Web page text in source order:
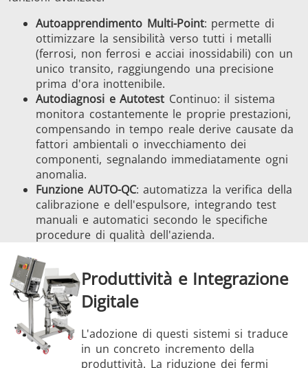
Autoapprendimento Multi-Point: permette di
ottimizzare la sensibilità verso tutti i metalli
(ferrosi, non ferrosi e acciai inossidabili) con un
unico transito, raggiungendo una precisione
prima d'ora inottenibile.
Autodiagnosi e Autotest Continuo: il sistema
monitora costantemente le proprie prestazioni,
compensando in tempo reale derive causate da
fattori ambientali o invecchiamento dei
componenti, segnalando immediatamente ogni
anomalia.
Funzione AUTO-QC: automatizza la verifica della
calibrazione e dell'espulsore, integrando test
manuali e automatici secondo le specifiche
procedure di qualità dell'azienda.
Produttività e Integrazione
Digitale
L'adozione di questi sistemi si traduce
in un concreto incremento della
produttività. La riduzione dei fermi